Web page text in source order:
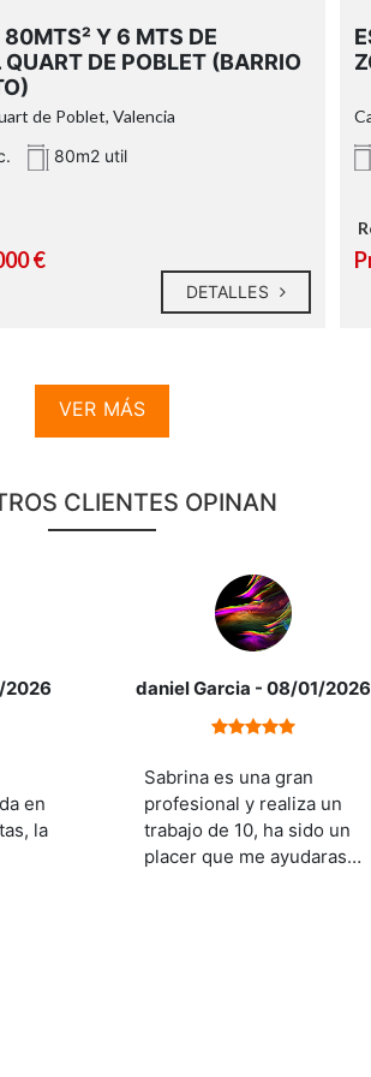
como porche y un patio recibidor
80MTS² Y 6 MTS DE
QUART DE POBLET (BARRIO
de Poblet, Valencia
80m2 util
€
DETALLES
VER MÁS
CLIENTES OPINAN
2026
en
la
daniel Garcia - 08/01/2026
Sabrina es una gran
profesional y realiza un
trabajo de 10, ha sido un
placer que me ayudaras